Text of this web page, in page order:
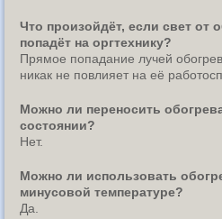
Что произойдёт, если свет от
попадёт на оргтехнику?
Прямое попадание лучей
никак не повлияет на её
Можно ли переносить
состоянии?
Нет.
Можно ли использовать
минусовой температуре?
Да.